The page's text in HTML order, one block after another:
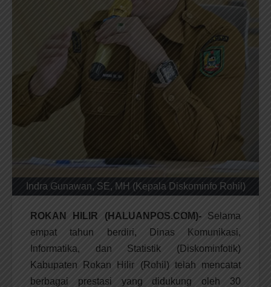
Indra Gunawan, SE, MH (Kepala Diskominfo Rohil)
ROKAN HILIR (HALUANPOS.COM)-Selama
empat tahun berdiri, Dinas Komunikasi,
Informatika, dan Statistik (Diskominfotik)
Kabupaten Rokan Hilir (Rohil) telah mencatat
berbagai prestasi yang didukung oleh 30